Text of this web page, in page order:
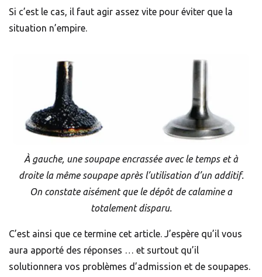
Si c’est le cas, il faut agir assez vite pour éviter que la
situation n’empire.
À gauche, une soupape encrassée avec le temps et à
droite la même soupape après l’utilisation d’un additif.
On constate aisément que le dépôt de calamine a
totalement disparu.
C’est ainsi que ce termine cet article. J’espère qu’il vous
aura apporté des réponses … et surtout qu’il
solutionnera vos problèmes d’admission et de soupapes.